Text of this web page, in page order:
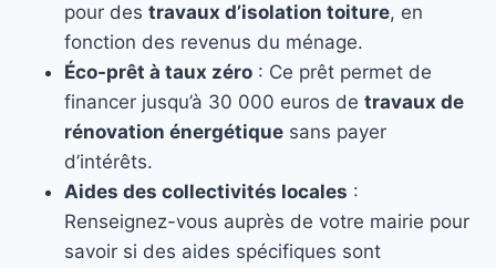
pour des travaux d’isolation toiture, en
fonction des revenus du ménage.
Éco-prêt à taux zéro : Ce prêt permet de
financer jusqu’à 30 000 euros de travaux de
rénovation énergétique sans payer
d’intérêts.
Aides des collectivités locales :
Renseignez-vous auprès de votre mairie pour
savoir si des aides spécifiques sont